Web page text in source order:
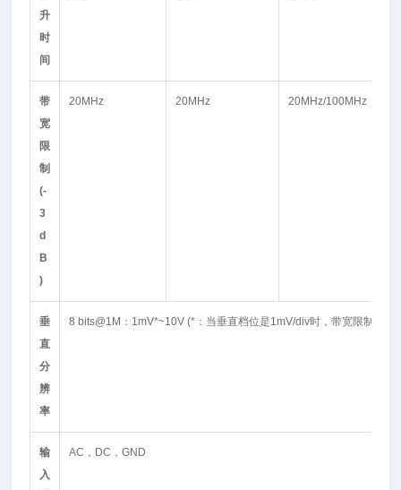
升
时
间
带
宽
限
制
(-
3
d
B
)
20MHz 20MHz 20MHz/100MHz
垂
直
分
辨
率
8 bits@1M：1mV*~10V (*：当垂直档位是1mV/div时，带宽限制将自
输
入
AC，DC，GND